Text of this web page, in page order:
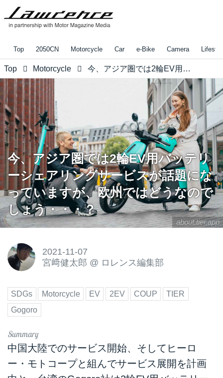
Top 2050CN Motorcycle Car e-Bike Camera
Top Motorcycle 今、アジア圏では2輪EV用バッテリーシェアリングサービスが話題になっていますが、欧州ではどうなのでしょう・・・？
about.tier.app
今、アジア圏では2輪EV用バッテリ
ーシェアリングサービスが話題にな
っていますが、欧州ではどうなので
しょう・・・？
2021-11-07
宮﨑健太郎 @ ロレンス編集部
SDGs Motorcycle EV 2EV COUP
TIER
Gogoro
中国大陸でのサービス開始、そしてヒーロ
ー・モトコープと組んでサービス展開を計画